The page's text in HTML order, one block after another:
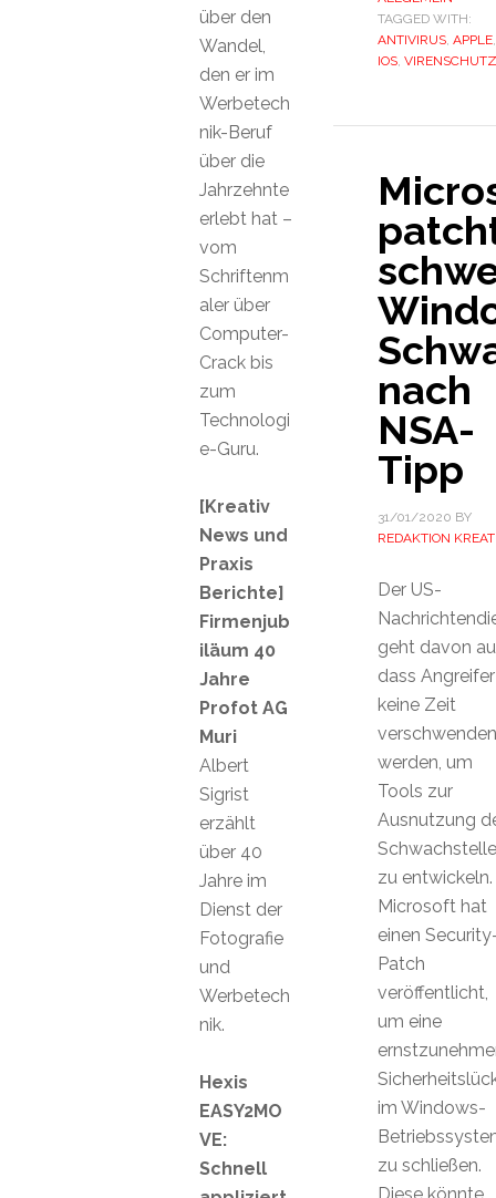
TAGGED WITH:
ANTIVIRUS, APPLE,
IOS, VIRENSCHUTZ
nach
NSA-
Tipp
31/01/2020 BY
REDAKTION
Der US-
geht davon
dass Angreifer
keine Zeit
verschwenden
werden, um
Tools zur
Ausnutzung
Schwachstelle
zu entwickeln.
Microsoft hat
einen
Patch
veröffentlicht,
um eine
im Windows-
zu schließen.
Diese könnte
über den
Wandel,
den er im
Werbetech
nik-Beruf
über die
Jahrzehnte
erlebt hat –
vom
Schriftenm
aler über
Computer-
Crack bis
zum
Technologi
e-Guru.
[Kreativ
News und
Praxis
Berichte]
Firmenjub
iläum 40
Jahre
Profot AG
Muri
Albert
Sigrist
erzählt
über 40
Jahre im
Dienst der
Fotografie
und
Werbetech
nik.
Hexis
EASY2MO
VE:
Schnell